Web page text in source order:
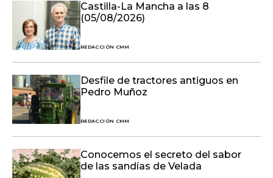
Castilla-La Mancha a las 8
(05/08/2026)
REDACCIÓN CMM
Desfile de tractores antiguos en
Pedro Muñoz
REDACCIÓN CMM
Conocemos el secreto del sabor
de las sandías de Velada